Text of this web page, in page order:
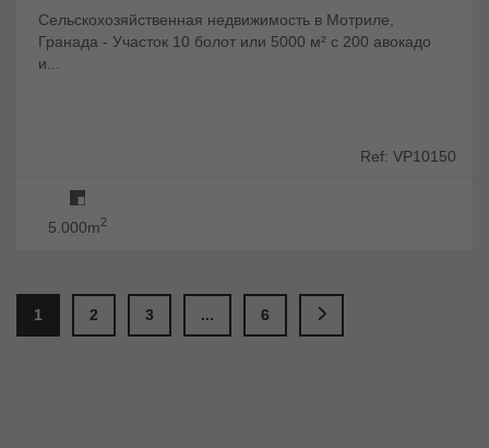
Сельскохозяйственная недвижимость в Мотриле,
Гранада - Участок 10 болот или 5000 м² с 200 авокадо
и...
Ref: VP10150
5.000m2
1 2 3 ... 6